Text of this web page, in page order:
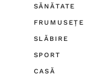
SĂNĂTATE
FRUMUSEȚE
SLĂBIRE
SPORT
CASĂ